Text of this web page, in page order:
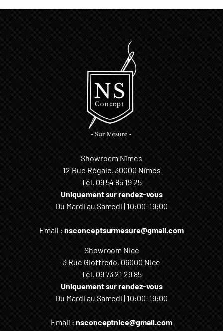
Showroom Nîmes
12 Rue Régale, 30000 Nîmes
Tél. 09 54 85 19 25
Uniquement sur rendez-vous
Du Mardi au Samedi | 10:00–19:00
Email : nsconceptsurmesure@gmail.com
Showroom Nice
3 Rue Gioffredo, 06000 Nice
Tél. 09 73 21 29 85
Uniquement sur rendez-vous
Du Mardi au Samedi | 10:00–19:00
Email : nsconceptnice@gmail.com